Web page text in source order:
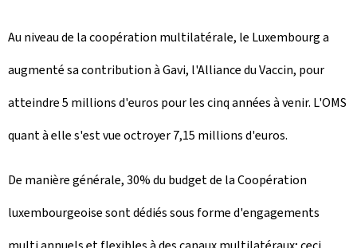
Au niveau de la coopération multilatérale, le Luxembourg a
augmenté sa contribution à Gavi, l'Alliance du Vaccin, pour
atteindre 5 millions d'euros pour les cinq années à venir. L'OMS
quant à elle s'est vue octroyer 7,15 millions d'euros.
De manière générale, 30% du budget de la Coopération
luxembourgeoise sont dédiés sous forme d'engagements